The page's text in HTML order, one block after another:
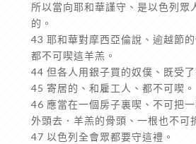
所以當向耶和華謹守、是以色列眾
的。
43 耶和華對摩西亞倫說、逾越節
都不可喫這羊羔。
44 但各人用銀子買的奴僕、既受
45 寄居的、和雇工人、都不可喫。
46 應當在一個房子裏喫、不可把
外頭去．羊羔的骨頭、一根也不可
47 以色列全會眾都要守這禮。